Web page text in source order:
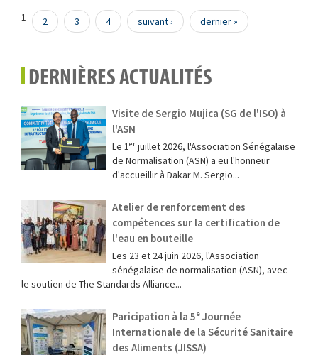
obtenues à la pulpe des doigts
Pages
1 2 3 4 suivant › dernier »
DERNIÈRES ACTUALITÉS
Visite de Sergio Mujica (SG de l'ISO) à
l'ASN
Le 1ᵉʳ juillet 2026, l'Association Sénégalaise
de Normalisation (ASN) a eu l'honneur
d'accueillir à Dakar M. Sergio...
Atelier de renforcement des
compétences sur la certification de
l'eau en bouteille
Les 23 et 24 juin 2026, l'Association
sénégalaise de normalisation (ASN), avec
le soutien de The Standards Alliance...
Paricipation à la 5ᵉ Journée
Internationale de la Sécurité Sanitaire
des Aliments (JISSA)